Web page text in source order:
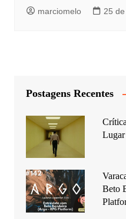
marciomelo 25
Postagens Recentes
Lugar
Beto